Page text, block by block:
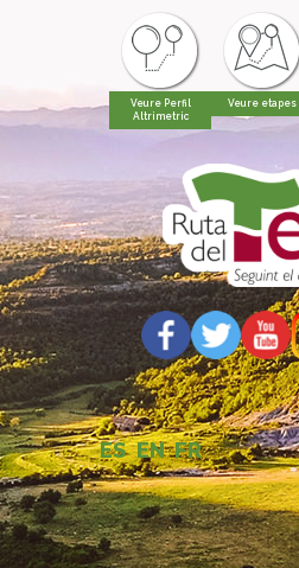
Veure Perfil
Altrimetric
Veure etapes
ES EN FR